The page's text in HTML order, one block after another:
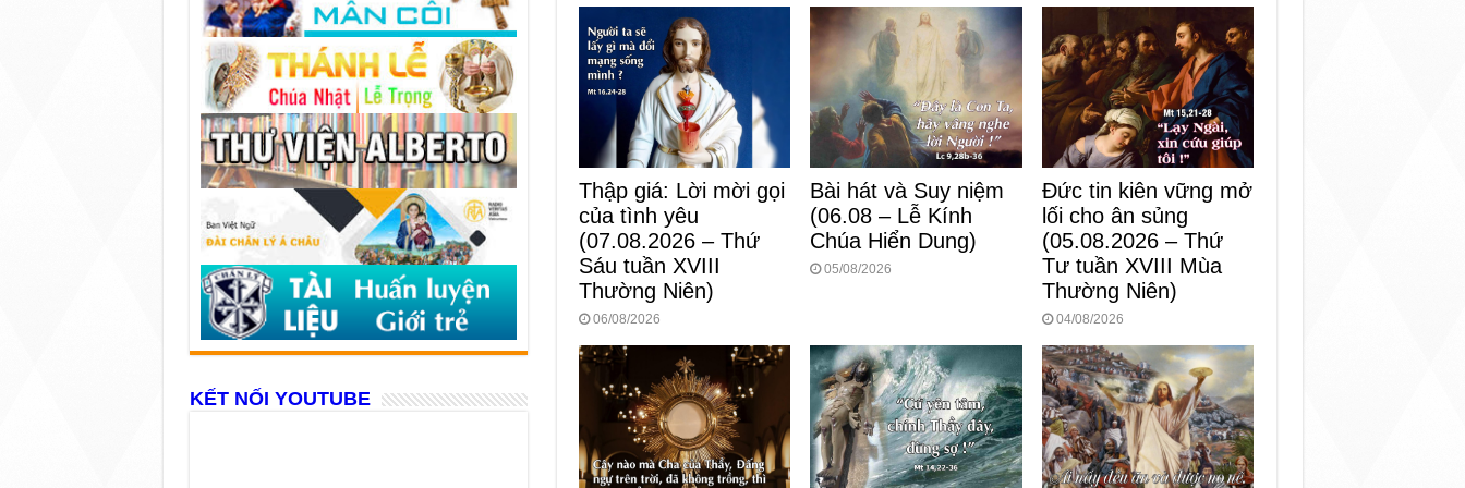
k
Thập giá: Lời mời gọi
của tình yêu
(07.08.2026 – Thứ
Sáu tuần XVIII
Thường Niên)
06/08/2026
Bài hát và Suy niệm
(06.08 – Lễ Kính
Chúa Hiển Dung)
05/08/2026
Đức tin kiên vững mở
lối cho ân sủng
(05.08.2026 – Thứ
Tư tuần XVIII Mùa
Thường Niên)
04/08/2026
KẾT NỐI YOUTUBE